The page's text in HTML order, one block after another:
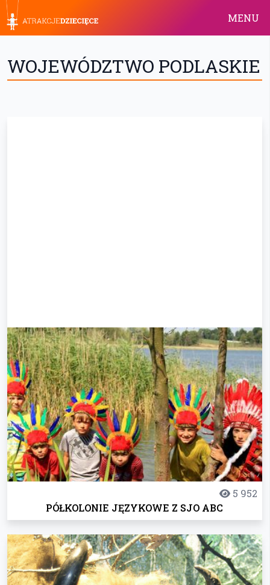
MENU
WOJEWÓDZTWO PODLASKIE
5 952
PÓŁKOLONIE JĘZYKOWE Z SJO ABC